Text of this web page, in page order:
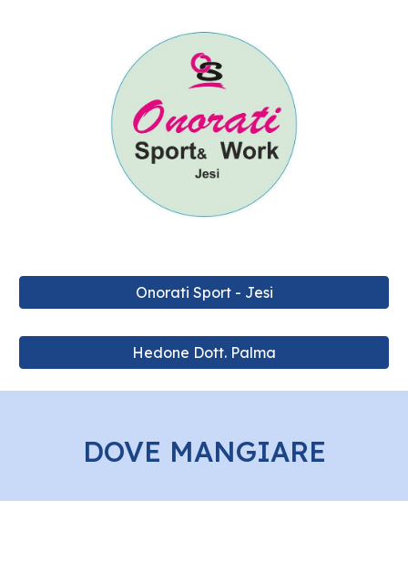
Onorati Sport - Jesi
Hedone Dott. Palma
DOVE MANGIARE